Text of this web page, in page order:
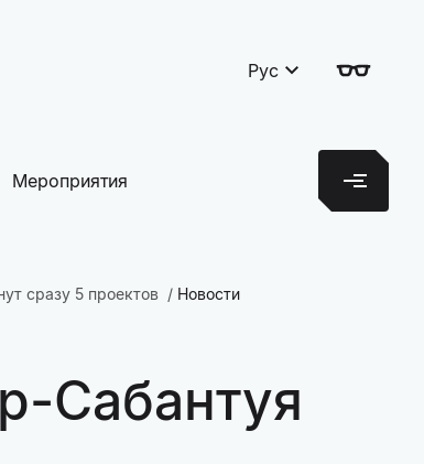
Рус
Мероприятия
сразу 5 проектов Новости
Сабантуя